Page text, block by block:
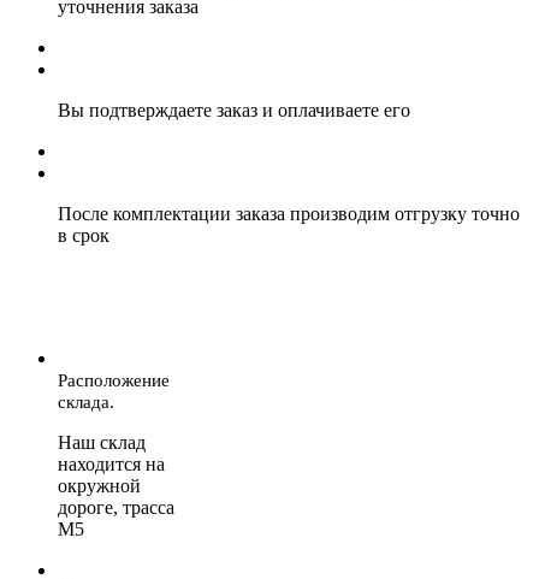
уточнения заказа
Вы подтверждаете заказ и оплачиваете его
После комплектации заказа производим отгрузку точно
в срок
Расположение
склада.
Наш склад
находится на
окружной
дороге, трасса
М5